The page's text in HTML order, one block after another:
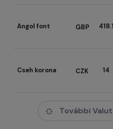
Angol font GBP 418.1
Cseh korona CZK 14
További